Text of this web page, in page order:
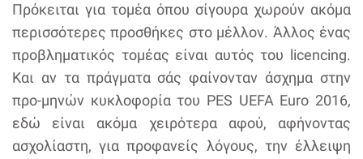
Πρόκειται για τομέα όπου σίγουρα χωρούν ακόμα
περισσότερες προσθήκες στο μέλλον. Άλλος ένας
προβληματικός τομέας είναι αυτός του licencing.
Και αν τα πράγματα σάς φαίνονταν άσχημα στην
προ-μηνών κυκλοφορία του PES UEFA Euro 2016,
εδώ είναι ακόμα χειρότερα αφού, αφήνοντας
ασχολίαστη, για προφανείς λόγους, την έλλειψη